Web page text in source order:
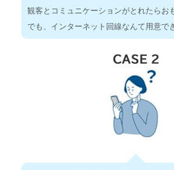
観客とコミュニケーションがとれたらお
でも、インターネット回線なんて用意で